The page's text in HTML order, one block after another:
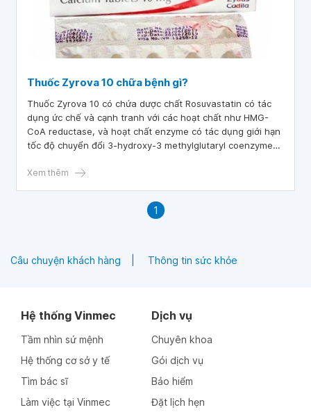
Thuốc Zyrova 10 chữa bệnh gì?
Thuốc Zyrova 10 có chứa dược chất Rosuvastatin có tác
dụng ức chế và cạnh tranh với các hoạt chất như HMG-
CoA reductase, và hoạt chất enzyme có tác dụng giới hạn
tốc độ chuyển đổi 3-hydroxy-3 methylglutaryl coenzyme
Thuốc zyrova 10 hoạt động chính ở gan và giúp giảm
Xem thêm
1
Câu chuyện khách hàng Thông tin sức khỏe
Hệ thống Vinmec
Tầm nhìn sứ mệnh
Hệ thống cơ sở y tế
Tìm bác sĩ
Làm việc tại Vinmec
Dịch vụ
Chuyên khoa
Gói dịch vụ
Bảo hiểm
Đặt lịch hẹn